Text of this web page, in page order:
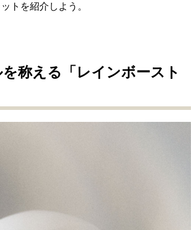
トを紹介しよう。
称える「レインボースト